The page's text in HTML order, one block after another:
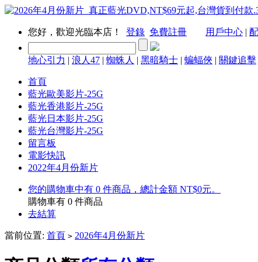
您好，歡迎光臨本店！ 登錄 免費註冊 用戶中心 |
地心引力 | 浪人47 | 蜘蛛人 | 黑暗騎士 | 蝙蝠俠 | 關鍵追擊
首頁
藍光歐美影片-25G
藍光香港影片-25G
藍光日本影片-25G
藍光台灣影片-25G
留言板
電影快訊
2022年4月份新片
您的購物車中有 0 件商品，總計金額 NT$0元。
購物車有 0 件商品
去結算
當前位置: 首頁 > 2026年4月份新片